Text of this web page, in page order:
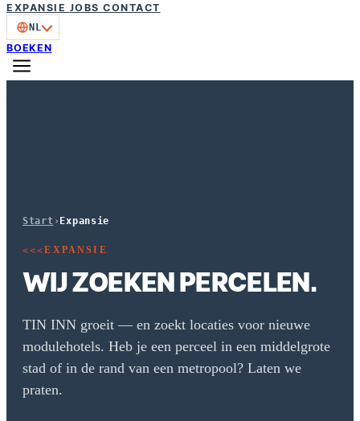
EXPANSIE JOBS CONTACT
NL
BOEKEN
Start › Expansie
<<<EXPANSIE
WIJ ZOEKEN PERCELEN.
TIN INN groeit — en zoekt locaties voor nieuwe
modulehotels. Heb je een perceel in een middelgrote
stad of in de rand van een metropool? Laten we
praten.